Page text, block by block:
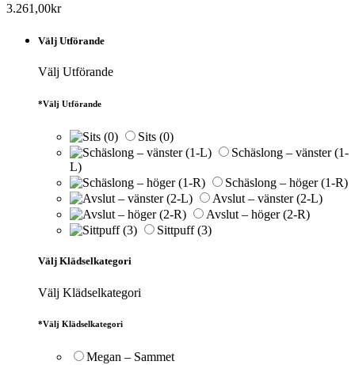
3.261,00kr
Välj Utförande
Välj Utförande
*Välj Utförande
Sits (0)
Schäslong – vänster (1-
L)
Schäslong – höger (1-R)
Avslut – vänster (2-L)
Avslut – höger (2-R)
Sittpuff (3)
Välj Klädselkategori
Välj Klädselkategori
*Välj Klädselkategori
Megan – Sammet